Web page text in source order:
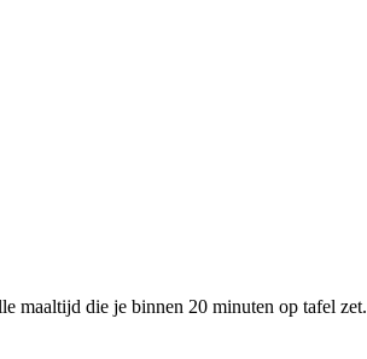
maaltijd die je binnen 20 minuten op tafel zet.